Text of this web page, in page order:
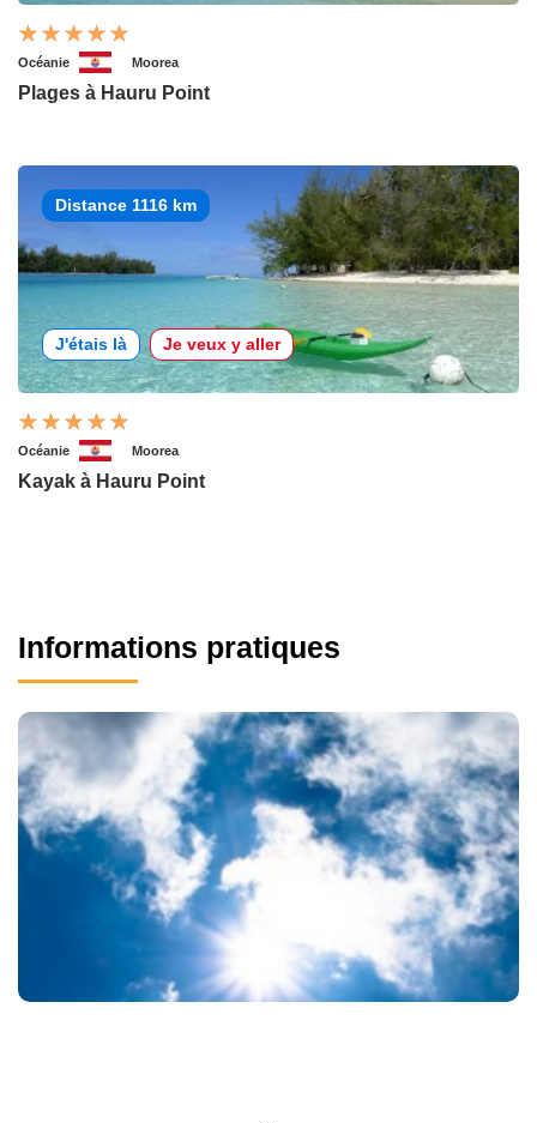
Océanie Moorea
Plages à Hauru Point
Distance 1116 km
J'étais là Je veux y aller
Océanie Moorea
Kayak à Hauru Point
Informations pratiques